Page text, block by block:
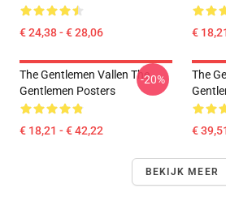
€ 24,38 - € 28,06 €
The Gentlemen Vallen The
Gentlemen Posters
€ 18,21 - € 42,22
-20%
The
€
BEKIJK MEER